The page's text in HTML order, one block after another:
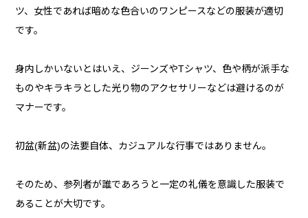
ツ、女性であれば暗めな色合いのワンピースなどの服装が適切
です。
身内しかいないとはいえ、ジーンズやTシャツ、色や柄が派手な
ものやキラキラとした光り物のアクセサリーなどは避けるのが
マナーです。
初盆(新盆)の法要自体、カジュアルな行事ではありません。
そのため、参列者が誰であろうと一定の礼儀を意識した服装で
あることが大切です。